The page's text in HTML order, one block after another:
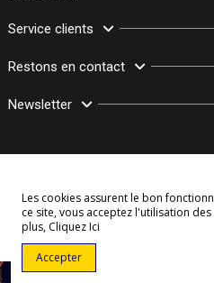
Service clients
Restons en contact
Newsletter
© Copyright 2003–2026
Les cookies assurent le bon
ce site, vous acceptez l'utilisation
plus, Cliquez Ici
Accepter